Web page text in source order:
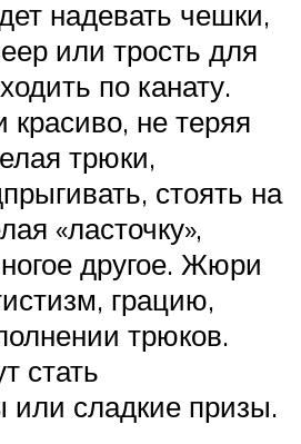
надевать чешки,
или трость для
по канату.
красиво, не теряя
трюки,
стоять на
«ласточку»,
другое. Жюри
грацию,
трюков.
стать
или сладкие призы.